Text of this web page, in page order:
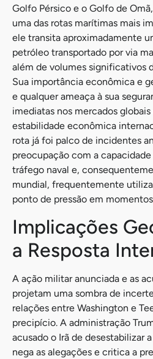
Golfo Pérsico e o Golfo de
uma das rotas marítimas mais
ele transita aproximadamente
petróleo transportado por via
além de volumes significativos
Sua importância econômica e
e qualquer ameaça à sua
imediatas nos mercados
estabilidade econômica
rota já foi palco de incidentes
preocupação com a
tráfego naval e,
mundial, frequentemente
ponto de pressão em
Implicações
a Resposta
A ação militar anunciada e as
projetam uma sombra de
relações entre Washington e
precipício. A administração
acusado o Irã de desestabilizar
nega as alegações e critica a